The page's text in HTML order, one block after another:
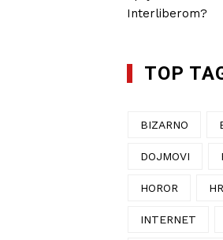
TOP
BIZARNO
DOJMOVI
HOROR
INTERNET